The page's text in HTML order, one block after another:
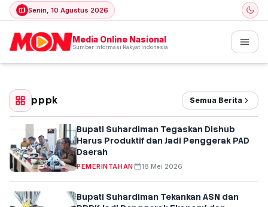
Senin, 10 Agustus 2026
Media Online Nasional
Sumber Informasi Rakyat Indonesia
pppk Semua Berita
Bupati Suhardiman Tegaskan Dishub
Harus Produktif dan Jadi Penggerak PAD
Daerah
PEMERINTAHAN 18 Mei 2026
Bupati Suhardiman Tekankan ASN dan